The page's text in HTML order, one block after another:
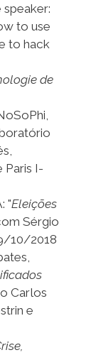
speaker:
to use
to hack
de
Paris I-
"Eleições
Sérgio
10/2018
Carlos
e